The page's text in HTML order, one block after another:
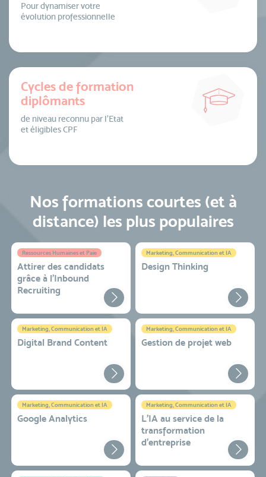
Pour dynamiser votre
évolution professionnelle
Cycles de formation
diplômants
de niveau reconnu par l’Etat
et éligibles CPF
Nos formations courtes (et à
distance) les plus populaires
Ressources Humaines et Paie
Attirer des candidats
grâce à l’Inbound
Recruiting
Marketing, Communication et IA
Design Thinking
Marketing, Communication et IA
Digital Brand Content
Marketing, Communication et IA
Gestion de projet web
Marketing, Communication et IA
Google Analytics
Marketing, Communication et IA
L'IA au service de la
transformation
d'entreprise